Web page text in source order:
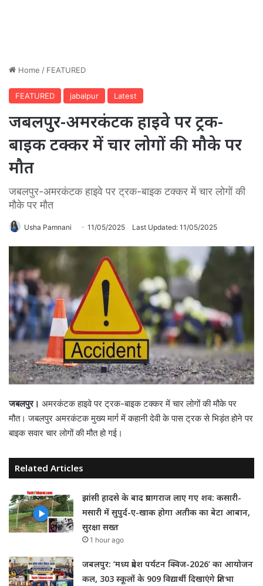
Home / FEATURED
FEATURED jabalpur Latest
जबलपुर-अमरकंटक हाइवे पर ट्रक-
बाइक टक्कर में चार लोगों की मौके पर
मौत
जबलपुर-अमरकंटक हाइवे पर ट्रक-बाइक टक्कर में चार लोगों की
मौके पर मौत
Usha Pamnani 11/05/2025 Last Updated: 11/05/2025
जबलपुर। अमरकंटक हाइवे पर ट्रक-बाइक टक्कर में चार लोगों की मौके पर
मौत। जबलपुर अमरकंटक मुख्य मार्ग में कहानी देवी के पास ट्रक से भिड़ंत होने पर
बाइक सवार चार लोगों की मौत हो गई।
Related Articles
झांसी हादसे के बाद प्रयागराज लाए गए शव: कसारी-
मसारी में सुपुर्द-ए-खाक होगा अतीक का बेटा आबान,
सुरक्षा सख्त
1 hour ago
जबलपुर: ‘मध्य प्रदेश पर्यटन क्विज-2026’ का आयोजन
कल, 303 स्कूलों के 909 विद्यार्थी दिखाएंगे प्रतिभा